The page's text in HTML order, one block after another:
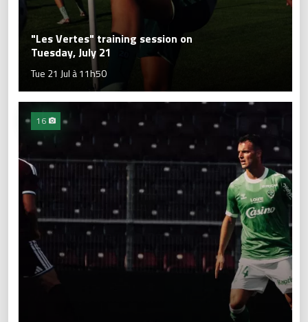
"Les Vertes" training session on
Tuesday, July 21
Tue 21 Jul à 11h50
16